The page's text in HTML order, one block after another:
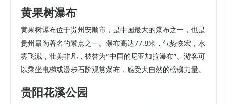
黄果树瀑布
黄果树瀑布位于贵州安顺市，是中国最大的瀑布之一，也是
贵州最为著名的景点之一。瀑布高达77.8米，气势恢宏，水
雾飞溅，壮美非凡，被誉为”中国的尼亚加拉瀑布”。游客可
以乘坐电梯或漫步石阶观赏瀑布，感受大自然的磅礴力量。
贵阳花溪公园